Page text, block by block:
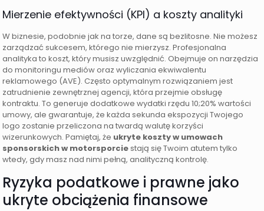
Mierzenie efektywności (KPI) a koszty analityki
W biznesie, podobnie jak na torze, dane są bezlitosne. Nie możesz
zarządzać sukcesem, którego nie mierzysz. Profesjonalna
analityka to koszt, który musisz uwzględnić. Obejmuje on narzędzia
do monitoringu mediów oraz wyliczania ekwiwalentu
reklamowego (AVE). Często optymalnym rozwiązaniem jest
zatrudnienie zewnętrznej agencji, która przejmie obsługę
kontraktu. To generuje dodatkowe wydatki rzędu 10;20% wartości
umowy, ale gwarantuje, że każda sekunda ekspozycji Twojego
logo zostanie przeliczona na twardą walutę korzyści
wizerunkowych. Pamiętaj, że ukryte koszty w umowach
sponsorskich w motorsporciestają się Twoim atutem tylko
wtedy, gdy masz nad nimi pełną, analityczną kontrolę.
Ryzyka podatkowe i prawne jako
ukryte obciążenia finansowe